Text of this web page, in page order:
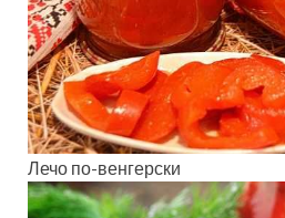
Лечо по-венгерски